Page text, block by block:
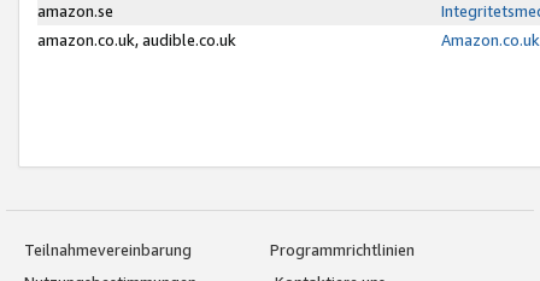
amazon.se
amazon.co.uk, audible.co.uk
Teilnahmevereinbarung
Programmrichtlinien